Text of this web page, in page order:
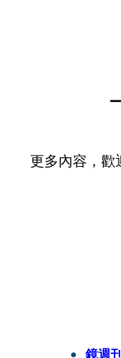
更多內容，歡
鏡週